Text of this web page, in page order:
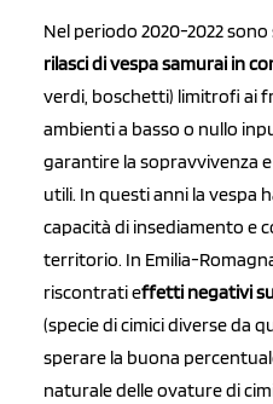
Nel periodo 2020-2022
rilasci di vespa samurai in
verdi, boschetti) limitrofi ai
ambienti a basso o nullo
garantire la sopravvivenza
utili. In questi anni la vespa
capacità di insediamento e
territorio. In Emilia-
riscontrati effetti negativi
(specie di cimici diverse da
sperare la buona
naturale delle ovature di